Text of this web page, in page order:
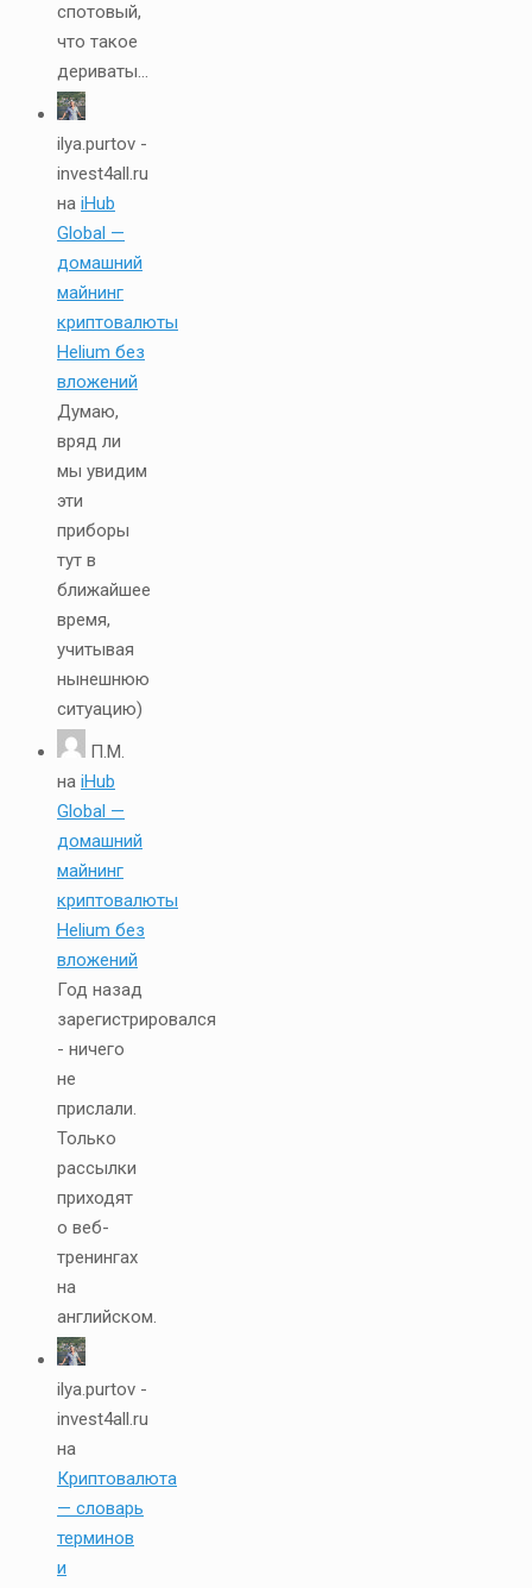
спотовый,
что такое
дериваты...
ilya.purtov -
invest4all.ru
на iHub
Global —
домашний
майнинг
криптовалюты
Helium без
вложений
Думаю,
вряд ли
мы увидим
эти
приборы
тут в
ближайшее
время,
учитывая
нынешнюю
ситуацию)
П.М.
на iHub
Global —
домашний
майнинг
криптовалюты
Helium без
вложений
Год назад
зарегистрировался
- ничего
не
прислали.
Только
рассылки
приходят
о веб-
тренингах
на
английском.
ilya.purtov -
invest4all.ru
на
Криптовалюта
— словарь
терминов
и